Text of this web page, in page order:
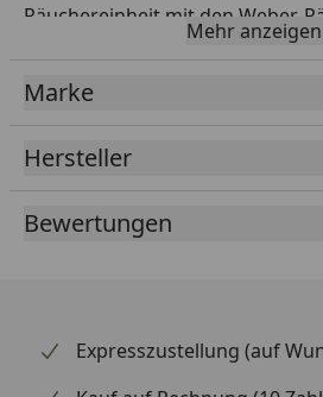
Räuchereinheit mit den Weber-
stellen Sie die Box einfach auf
verleihen Sie dem Grillgut die
herbe, würzige oder kräftig
Mehr anzeigen
Marke
Hersteller
Bewertungen
Expresszustellung (auf